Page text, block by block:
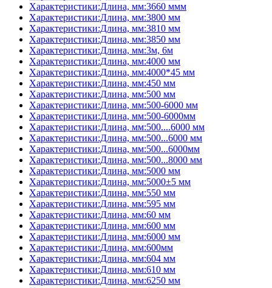
Характеристики:Длина, мм:3660 ммм
Характеристики:Длина, мм:3800 мм
Характеристики:Длина, мм:3810 мм
Характеристики:Длина, мм:3850 мм
Характеристики:Длина, мм:3м, 6м
Характеристики:Длина, мм:4000 мм
Характеристики:Длина, мм:4000*45 мм
Характеристики:Длина, мм:450 мм
Характеристики:Длина, мм:500 мм
Характеристики:Длина, мм:500-6000 мм
Характеристики:Длина, мм:500-6000мм
Характеристики:Длина, мм:500....6000 мм
Характеристики:Длина, мм:500...6000 мм
Характеристики:Длина, мм:500...6000мм
Характеристики:Длина, мм:500...8000 мм
Характеристики:Длина, мм:5000 мм
Характеристики:Длина, мм:5000±5 мм
Характеристики:Длина, мм:550 мм
Характеристики:Длина, мм:595 мм
Характеристики:Длина, мм:60 мм
Характеристики:Длина, мм:600 мм
Характеристики:Длина, мм:6000 мм
Характеристики:Длина, мм:600мм
Характеристики:Длина, мм:604 мм
Характеристики:Длина, мм:610 мм
Характеристики:Длина, мм:6250 мм